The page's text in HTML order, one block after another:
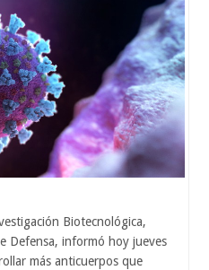
Biotecnológica,
Defensa, informó hoy jueves
más anticuerpos que